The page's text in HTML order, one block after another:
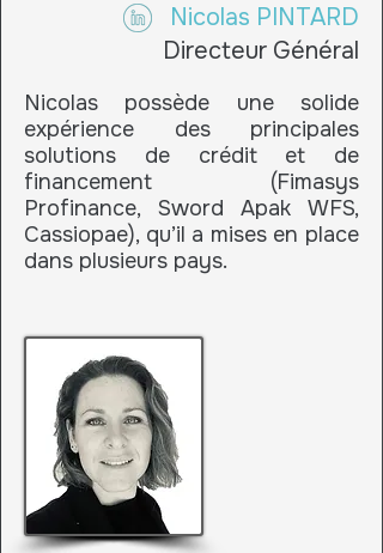
Nicolas PINTARD
Directeur Général
Nicolas possède une solide
expérience des principales
solutions de crédit et de
financement (Fimasys
Profinance, Sword Apak WFS,
Cassiopae), qu’il a mises en place
dans plusieurs pays.